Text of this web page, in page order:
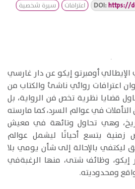
DOI:https:// اعترافات
سيرة شخصية
أومبرتو إيكو عن دار غارسي
اعترافات روائي ناشئ والكتاب من
قضايا نظرية تخص فن الرواية، بل
في عوالم السرد، كما مارسته
وهي تحاول وتائهة في معيش
يتسع أحيانًا ليشمل عوالم
ليكتفي بالإحالة إلى شأن يومي بلا
إيكو، وظائف شتى، منها الرغبةفي
ومحدوديته.